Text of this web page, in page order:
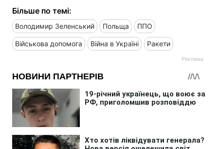
Більше по темі:
Володимир Зеленський Польща ППО
Військова допомога Війна в Україні Ракети